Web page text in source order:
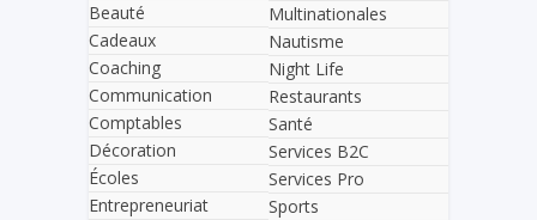
Beauté
Cadeaux
Coaching
Communication
Comptables
Décoration
Écoles
Entrepreneuriat
Multinationales
Nautisme
Night Life
Restaurants
Santé
Services B2C
Services Pro
Sports